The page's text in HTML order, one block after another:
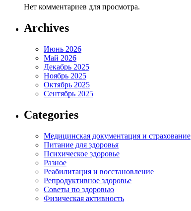
Нет комментариев для просмотра.
Archives
Июнь 2026
Май 2026
Декабрь 2025
Ноябрь 2025
Октябрь 2025
Сентябрь 2025
Categories
Медицинская документация и страхование
Питание для здоровья
Психическое здоровье
Разное
Реабилитация и восстановление
Репродуктивное здоровье
Советы по здоровью
Физическая активность